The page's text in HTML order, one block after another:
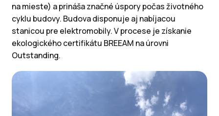
na mieste) a prináša značné úspory počas životného
cyklu budovy. Budova disponuje aj nabíjacou
stanicou pre elektromobily. V procese je získanie
ekologického certifikátu BREEAM na úrovni
Outstanding.